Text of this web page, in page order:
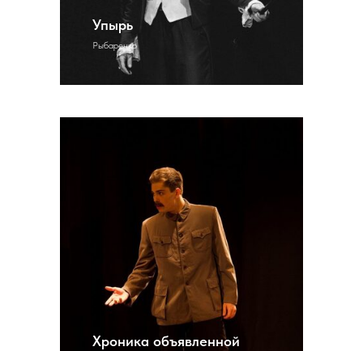
Упырь
Рыбаренко
Хроника объявленной